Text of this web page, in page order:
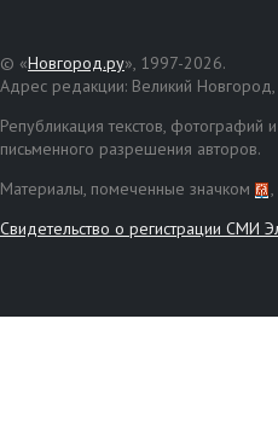
© «Новгород.ру», 1997-2026.
Адрес редакции: Великий Новгород,
Републикация текстов,
письменного разрешения авторов.
Материалы, помеченные значком
Свидетельство о регистрации